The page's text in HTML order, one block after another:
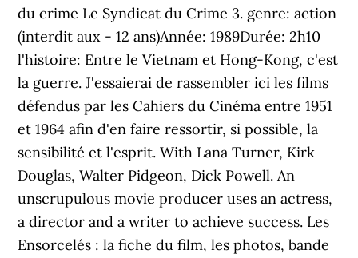
du crime Le Syndicat du Crime 3. genre: action
(interdit aux - 12 ans)Année: 1989Durée: 2h10
l'histoire: Entre le Vietnam et Hong-Kong, c'est
la guerre. J'essaierai de rassembler ici les films
défendus par les Cahiers du Cinéma entre 1951
et 1964 afin d'en faire ressortir, si possible, la
sensibilité et l'esprit. With Lana Turner, Kirk
Douglas, Walter Pidgeon, Dick Powell. An
unscrupulous movie producer uses an actress,
a director and a writer to achieve success. Les
Ensorcelés : la fiche du film, les photos, bande